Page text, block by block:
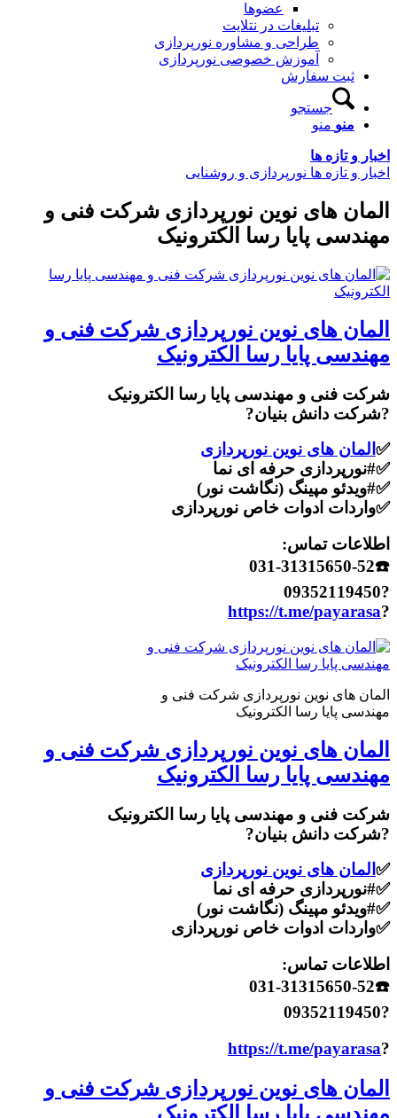
عضوها
تبلیغات در نتلایت
طراحی و مشاوره نورپردازی
آموزش خصوصی نورپردازی
ثبت سفارش
جستجو
منو منو
اخبار و تازه ها
اخبار و تازه ها نورپردازی و روشنایی
المان های نوین نورپردازی شرکت فنی و
مهندسی پایا رسا الکترونیک
المان های نوین نورپردازی شرکت فنی و
مهندسی پایا رسا الکترونیک
شرکت فنی و مهندسی پایا رسا الکترونیک
?شرکت دانش بنیان?
✅ المان های نوین نورپردازی
✅#نورپردازی حرفه ای نما
✅#ویدئو مپینگ (نگاشت نور)
✅واردات ادوات خاص نورپردازی
اطلاعات تماس:
☎️031-31315650-52
?09352119450
?
https://t.me/payarasa
المان های نوین نورپردازی شرکت فنی و
مهندسی پایا رسا الکترونیک
المان های نوین نورپردازی شرکت فنی و
مهندسی پایا رسا الکترونیک
شرکت فنی و مهندسی پایا رسا الکترونیک
?شرکت دانش بنیان?
✅ المان های نوین نورپردازی
✅#نورپردازی حرفه ای نما
✅#ویدئو مپینگ (نگاشت نور)
✅واردات ادوات خاص نورپردازی
اطلاعات تماس:
☎️031-31315650-52
?09352119450
?
https://t.me/payarasa
المان های نوین نورپردازی شرکت فنی و
مهندسی پایا رسا الکترونیک